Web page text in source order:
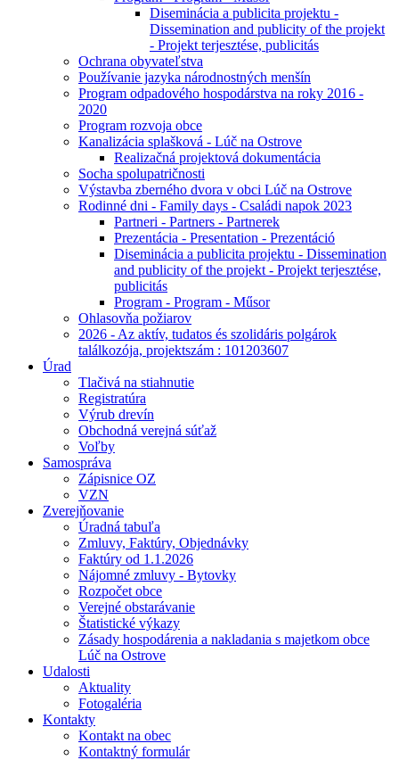
Diseminácia a publicita projektu -
Dissemination and publicity of the projekt
- Projekt terjesztése, publicitás
Ochrana obyvateľstva
Používanie jazyka národnostných menšín
Program odpadového hospodárstva na roky 2016 -
2020
Program rozvoja obce
Kanalizácia splašková - Lúč na Ostrove
Realizačná projektová dokumentácia
Socha spolupatričnosti
Výstavba zberného dvora v obci Lúč na Ostrove
Rodinné dni - Family days - Családi napok 2023
Partneri - Partners - Partnerek
Prezentácia - Presentation - Prezentáció
Diseminácia a publicita projektu - Dissemination
and publicity of the projekt - Projekt terjesztése,
publicitás
Program - Program - Műsor
Ohlasovňa požiarov
2026 - Az aktív, tudatos és szolidáris polgárok
találkozója, projektszám : 101203607
Úrad
Tlačivá na stiahnutie
Registratúra
Výrub drevín
Obchodná verejná súťaž
Voľby
Samospráva
Zápisnice OZ
VZN
Zverejňovanie
Úradná tabuľa
Zmluvy, Faktúry, Objednávky
Faktúry od 1.1.2026
Nájomné zmluvy - Bytovky
Rozpočet obce
Verejné obstarávanie
Štatistické výkazy
Zásady hospodárenia a nakladania s majetkom obce
Lúč na Ostrove
Udalosti
Aktuality
Fotogaléria
Kontakty
Kontakt na obec
Kontaktný formulár